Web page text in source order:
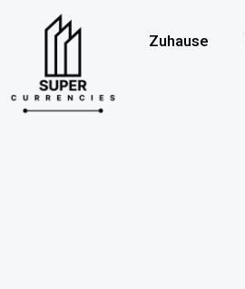
Überspringen
Zuhause